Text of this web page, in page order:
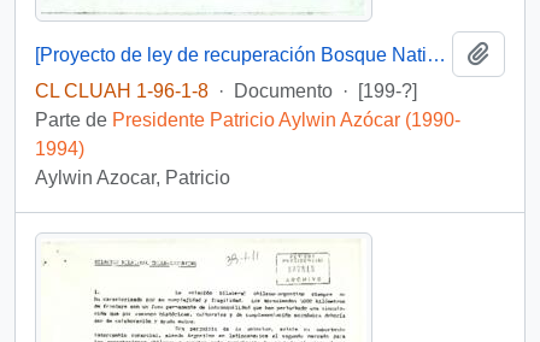
[Proyecto de ley de recuperación Bosque Nativo y Fomento Forestal: una mirada global]
CL CLUAH 1-96-1-8 · Documento ·
[199-?]
Parte de Presidente Patricio Aylwin Azócar (1990-
1994)
Aylwin Azocar, Patricio